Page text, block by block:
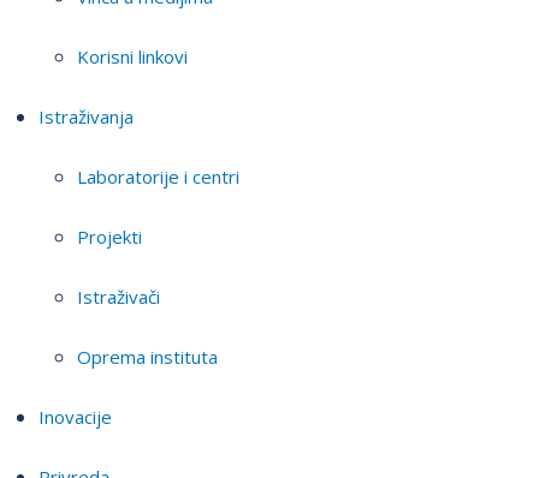
Korisni linkovi
Istraživanja
Laboratorije i centri
Projekti
Istraživači
Oprema instituta
Inovacije